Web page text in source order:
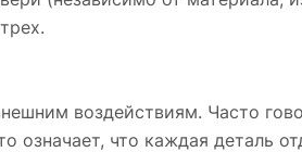
воздействиям. Часто
означает, что каждая деталь